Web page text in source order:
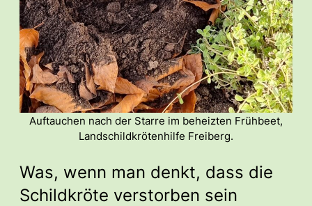
Auftauchen nach der Starre im beheizten Frühbeet,
Landschildkrötenhilfe Freiberg.
Was, wenn man denkt, dass die
Schildkröte verstorben sein